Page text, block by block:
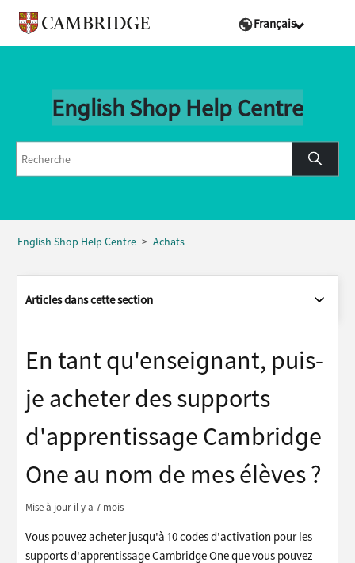
Français
English Shop Help Centre
English Shop Help Centre Achats
Articles dans cette section
En tant qu'enseignant, puis-
je acheter des supports
d'apprentissage Cambridge
One au nom de mes élèves ?
Mise à jour il y a 7 mois
Vous pouvez acheter jusqu'à 10 codes d'activation pour les
supports d'apprentissage Cambridge One que vous pouvez